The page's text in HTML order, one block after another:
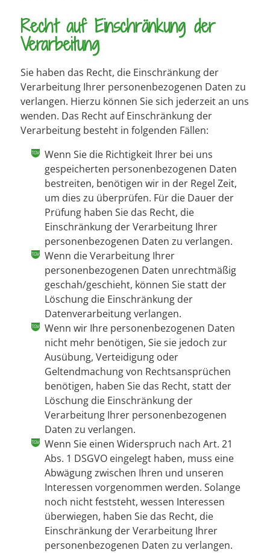
Recht auf Einschränkung der
Verarbeitung
Sie haben das Recht, die Einschränkung der
Verarbeitung Ihrer personenbezogenen Daten zu
verlangen. Hierzu können Sie sich jederzeit an uns
wenden. Das Recht auf Einschränkung der
Verarbeitung besteht in folgenden Fällen:
Wenn Sie die Richtigkeit Ihrer bei uns
gespeicherten personenbezogenen Daten
bestreiten, benötigen wir in der Regel Zeit,
um dies zu überprüfen. Für die Dauer der
Prüfung haben Sie das Recht, die
Einschränkung der Verarbeitung Ihrer
personenbezogenen Daten zu verlangen.
Wenn die Verarbeitung Ihrer
personenbezogenen Daten unrechtmäßig
geschah/geschieht, können Sie statt der
Löschung die Einschränkung der
Datenverarbeitung verlangen.
Wenn wir Ihre personenbezogenen Daten
nicht mehr benötigen, Sie sie jedoch zur
Ausübung, Verteidigung oder
Geltendmachung von Rechtsansprüchen
benötigen, haben Sie das Recht, statt der
Löschung die Einschränkung der
Verarbeitung Ihrer personenbezogenen
Daten zu verlangen.
Wenn Sie einen Widerspruch nach Art. 21
Abs. 1 DSGVO eingelegt haben, muss eine
Abwägung zwischen Ihren und unseren
Interessen vorgenommen werden. Solange
noch nicht feststeht, wessen Interessen
überwiegen, haben Sie das Recht, die
Einschränkung der Verarbeitung Ihrer
personenbezogenen Daten zu verlangen.